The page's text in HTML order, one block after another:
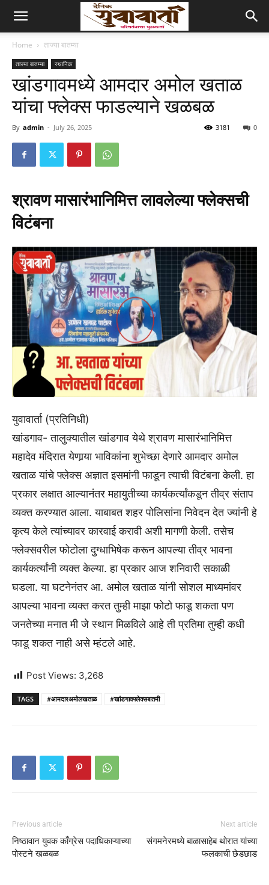
Home ताज्या बातम्या
ताज्या बातम्या स्थानिक
खांडगावमध्ये आमदार अमोल खताळ
यांचा फ्लेक्स फाडल्याने खळबळ
By admin - July 26, 2025 0
3181
श्रावण मासारंभानिमित्त लावलेल्या फ्लेक्सची
विटंबना
युवावार्ता (प्रतिनिधी)
खांडगाव- तालुक्यातील खांडगाव येथे श्रावण मासारंभानिमित्त
महादेव मंदिरात येणार्‍या भाविकांना शुभेच्छा देणारे आमदार अमोल
खताळ यांचे फ्लेक्स अज्ञात इसमांनी फाडून त्याची विटंबना केली. हा
प्रकार लक्षात आल्यानंतर महायुतीच्या कार्यकर्त्यांकडून तीव्र संताप
व्यक्त करण्यात आला. याबाबत शहर पोलिसांना निवेदन देत ज्यांनी हे
कृत्य केले त्यांच्यावर कारवाई करावी अशी मागणी केली. तसेच
फ्लेक्सवरील फोटोला दुग्धाभिषेक करून आपल्या तीव्र भावना
कार्यकर्त्यांनी व्यक्त केल्या. हा प्रकार आज शनिवारी सकाळी
घडला. या घटनेनंतर आ. अमोल खताळ यांनी सोशल माध्यमांवर
आपल्या भावना व्यक्त करत तुम्ही माझा फोटो फाडू शकता पण
जनतेच्या मनात मी जे स्थान मिळविले आहे ती प्रतिमा तुम्ही कधी
फाडू शकत नाही असे म्हंटले आहे.
Post Views: 3,268
TAGS #आमदारअमोलखताळ #खांडगावफ्लेक्सबातमी
Previous article
निष्ठावान युवक काँग्रेस पदाधिकाऱ्याच्या
पोस्टने खळबळ
Next article
संगमनेरमध्ये बाळासाहेब थोरात यांच्या
फलकाची छेडछाड